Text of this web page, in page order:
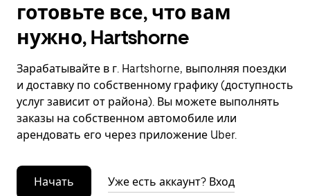
готовьте все, что вам
нужно, Hartshorne
Зарабатывайте в г. Hartshorne, выполняя поездки
и доставку по собственному графику (доступность
услуг зависит от района). Вы можете выполнять
заказы на собственном автомобиле или
арендовать его через приложение Uber.
Начать Уже есть аккаунт? Вход